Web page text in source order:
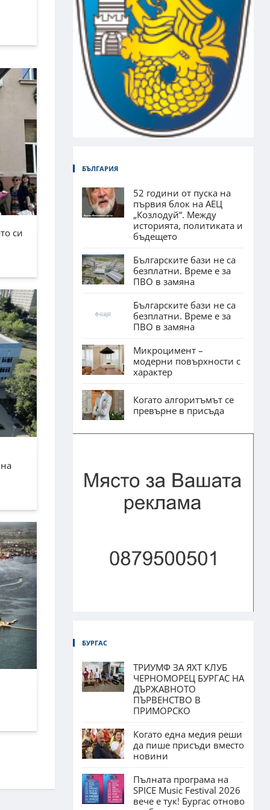
си
БЪЛГАРИЯ
52 години от пуска на
първия блок на АЕЦ
„Козлодуй“. Между
историята, политиката и
бъдещето
Българските бази не са
безплатни. Време е за
ПВО в замяна
Българските бази не са
безплатни. Време е за
ПВО в замяна
Микроцимент –
модерни повърхности с
характер
Когато алгоритъмът се
превърне в присъда
БУРГАС
ТРИУМФ ЗА ЯХТ КЛУБ
ЧЕРНОМОРЕЦ БУРГАС НА
ДЪРЖАВНОТО
ПЪРВЕНСТВО В
ПРИМОРСКО
Когато една медия реши
да пише присъди вместо
новини
Пълната програма на
SPICE Music Festival 2026
вече е тук! Бургас отново